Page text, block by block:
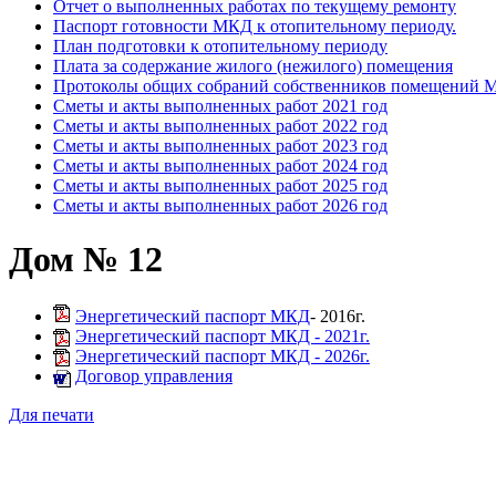
Отчет о выполненных работах по текущему ремонту
Паспорт готовности МКД к отопительному периоду.
План подготовки к отопительному периоду
Плата за содержание жилого (нежилого) помещения
Протоколы общих собраний собственников помещений
Сметы и акты выполненных работ 2021 год
Сметы и акты выполненных работ 2022 год
Сметы и акты выполненных работ 2023 год
Сметы и акты выполненных работ 2024 год
Сметы и акты выполненных работ 2025 год
Сметы и акты выполненных работ 2026 год
Дом № 12
Энергетический паспорт МКД- 2016г.
Энергетический паспорт МКД - 2021г.
Энергетический паспорт МКД - 2026г.
Договор управления
Для печати